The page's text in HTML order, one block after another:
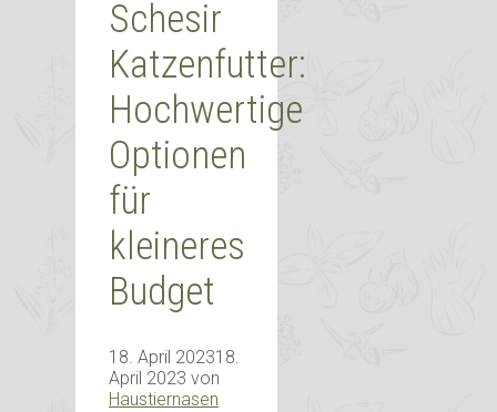
Schesir
Katzenfutter:
Hochwertige
Optionen
für
kleineres
Budget
18. April 202318.
April 2023 von
Haustiernasen